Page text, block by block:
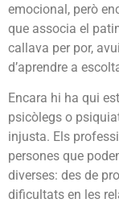
emocional, però
que associa el
callava per por,
d’aprendre a
Encara hi ha qui
psicòlegs o
injusta. Els
persones que
diverses: des de
dificultats en les